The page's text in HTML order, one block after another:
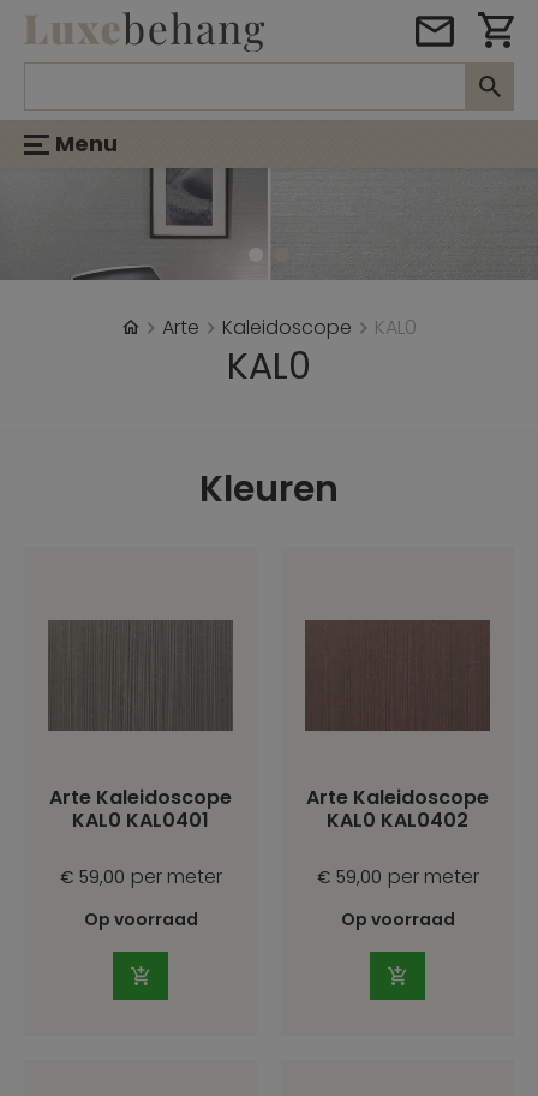
Menu
Arte Kaleidoscope KAL0
KAL0
Kleuren
Arte Kaleidoscope
KAL0 KAL0401
€ 59,00 per meter
Op voorraad
Arte Kaleidoscope
KAL0 KAL0402
€ 59,00 per meter
Op voorraad